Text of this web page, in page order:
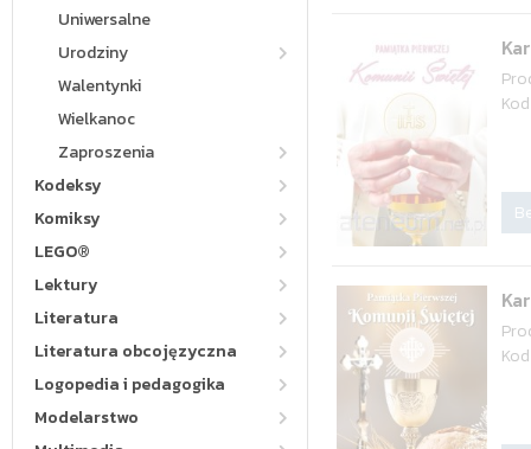
Uniwersalne
Urodziny
Walentynki
Wielkanoc
Zaproszenia
Kodeksy
Komiksy
LEGO®
Lektury
Literatura
Literatura obcojęzyczna
Logopedia i pedagogika
Modelarstwo